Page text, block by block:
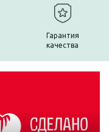
Гарантия
качества